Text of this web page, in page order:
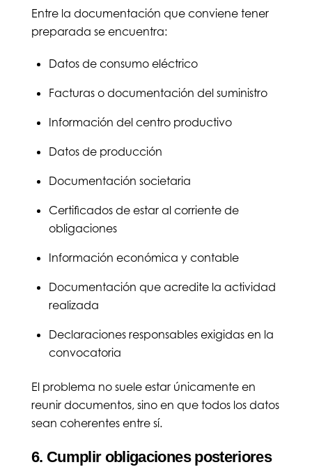
Entre la documentación que conviene tener
preparada se encuentra:
Datos de consumo eléctrico
Facturas o documentación del suministro
Información del centro productivo
Datos de producción
Documentación societaria
Certificados de estar al corriente de
obligaciones
Información económica y contable
Documentación que acredite la actividad
realizada
Declaraciones responsables exigidas en la
convocatoria
El problema no suele estar únicamente en
reunir documentos, sino en que todos los datos
sean coherentes entre sí.
6. Cumplir obligaciones posteriores